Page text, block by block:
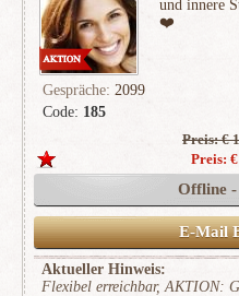
Code: 185
und innere
❤️
Gespräche: 2099
Preis: €
Preis:
Offline
E-Mail
Aktueller Hinweis:
Flexibel erreichbar, AKTION: